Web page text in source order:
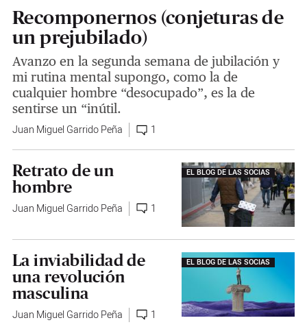
Recomponernos (conjeturas de
un prejubilado)
Avanzo en la segunda semana de jubilación y
mi rutina mental supongo, como la de
cualquier hombre “desocupado”, es la de
sentirse un “inútil.
Juan Miguel Garrido Peña 1
EL BLOG DE LAS SOCIAS
Retrato de un
hombre
Juan Miguel Garrido Peña 1
EL BLOG DE LAS SOCIAS
La inviabilidad de
una revolución
masculina
Juan Miguel Garrido Peña 1